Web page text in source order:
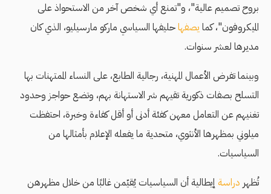
بروح تصميم عالية"، و"تمنع أي شخص آخر من الاستحواذ على
الميكروفون"، كما يصفهاحليفها السياسي ماركو مارسيليو، الذي كان
مديرها لعشر سنوات.
وبينما تفرض الأعمال المهنية، رجالية الطابع، على النساء الممتهنات بها
التسلح بصفات ذكورية تقيهم شر الاستهانة بهم، وتضع حواجز وحدود
تغنيهم عن التعامل معهن كفئة أدنى أو أقل كفاءة وخبرة، احتفظت
ميلوني بمظهرها الأنثوي، متحدية ما يفعله الإعلام بأمثالها من
السياسيات.
تُظهر دراسة إيطالية أن السياسيات يُقيّمن غالبًا من خلال مظهرهن